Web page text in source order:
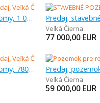
Predaj, pozemok pre rodinné domy, 1 003 m Predaj,
Veľká Čierna
77 000,00 EUR
Predaj, pozemok pre rodinné domy, 780 m
Veľká Čierna
59 000,00 EUR